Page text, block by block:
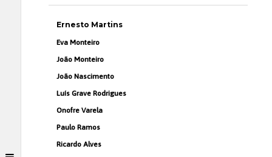
Ernesto Martins
Eva Monteiro
João Monteiro
João Nascimento
Luís Grave Rodrigues
Onofre Varela
Paulo Ramos
Ricardo Alves